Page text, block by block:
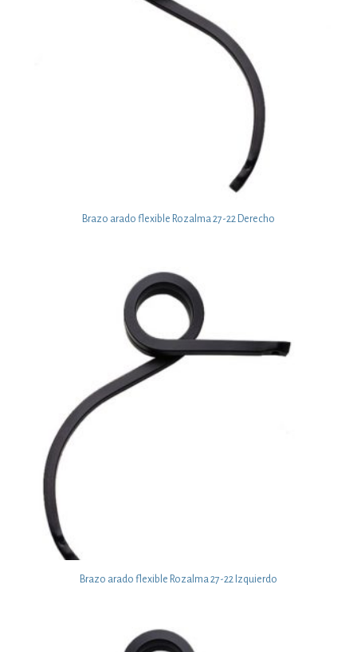
Brazo arado flexible Rozalma 27-22 Derecho
Brazo arado flexible Rozalma 27-22 Izquierdo